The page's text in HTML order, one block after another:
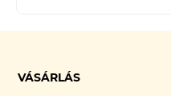
VÁSÁRLÁS